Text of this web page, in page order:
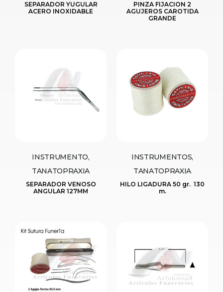
SEPARADOR YUGULAR
ACERO INOXIDABLE
PINZA FIJACION 2
AGUJEROS CAROTIDA
GRANDE
INSTRUMENTO,
TANATOPRAXIA
SEPARADOR VENOSO
ANGULAR 127MM
INSTRUMENTOS,
TANATOPRAXIA
HILO LIGADURA 50 gr.  130
m.